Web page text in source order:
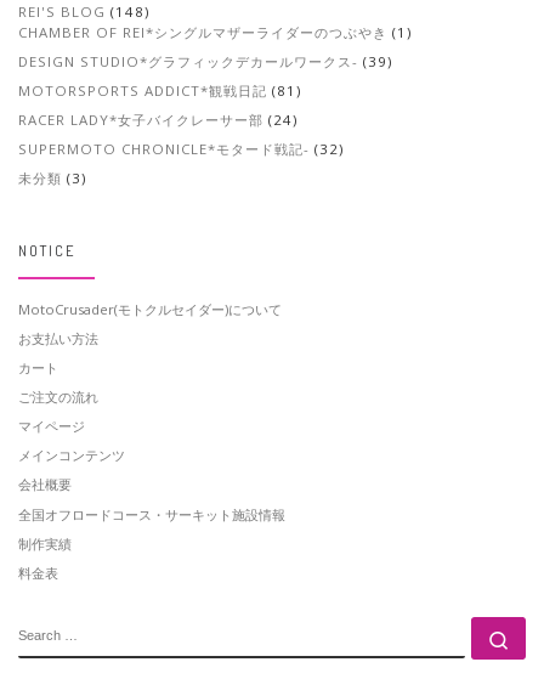
REI'S BLOG (148)
CHAMBER OF REI*シングルマザーライダーのつぶやき (1)
DESIGN STUDIO*グラフィックデカールワークス- (39)
MOTORSPORTS ADDICT*観戦日記 (81)
RACER LADY*女子バイクレーサー部 (24)
SUPERMOTO CHRONICLE*モタード戦記- (32)
未分類 (3)
NOTICE
MotoCrusader(モトクルセイダー)について
お支払い方法
カート
ご注文の流れ
マイページ
メインコンテンツ
会社概要
全国オフロードコース・サーキット施設情報
制作実績
料金表